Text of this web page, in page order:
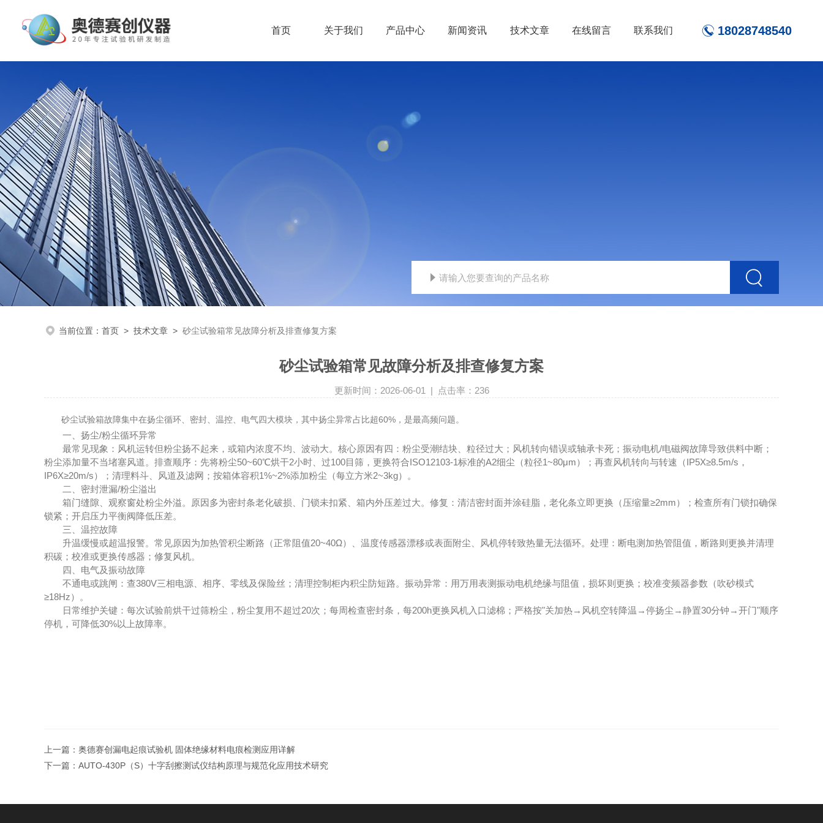
首页 关于我们 产品中心 新闻资讯 技术文章 在线留言 联系我们 18028748540
当前位置： 首页 > 技术文章 > 砂尘试验箱常见故障分析及排查修复方案
砂尘试验箱常见故障分析及排查修复方案
更新时间：2026-06-01 | 点击率：236
砂尘试验箱故障集中在扬尘循环、密封、温控、电气四大模块，其中扬尘异常占比超60%，是最高频问题。
一、扬尘/粉尘循环异常
最常见现象：风机运转但粉尘扬不起来，或箱内浓度不均、波动大。核心原因有四：粉尘受潮结块、粒径过大；风机转向错误或轴承卡死；振动电机/电磁阀故障导致供料中断；
粉尘添加量不当堵塞风道。排查顺序：先将粉尘50~60℃烘干2小时、过100目筛，更换符合ISO12103-1标准的A2细尘（粒径1~80μm）；再查风机转向与转速（IP5X≥8.5m/s，
IP6X≥20m/s）；清理料斗、风道及滤网；按箱体容积1%~2%添加粉尘（每立方米2~3kg）。
二、密封泄漏/粉尘溢出
箱门缝隙、观察窗处粉尘外溢。原因多为密封条老化破损、门锁未扣紧、箱内外压差过大。修复：清洁密封面并涂硅脂，老化条立即更换（压缩量≥2mm）；检查所有门锁扣确保
锁紧；开启压力平衡阀降低压差。
三、温控故障
升温缓慢或超温报警。常见原因为加热管积尘断路（正常阻值20~40Ω）、温度传感器漂移或表面附尘、风机停转致热量无法循环。处理：断电测加热管阻值，断路则更换并清理
积碳；校准或更换传感器；修复风机。
四、电气及振动故障
不通电或跳闸：查380V三相电源、相序、零线及保险丝；清理控制柜内积尘防短路。振动异常：用万用表测振动电机绝缘与阻值，损坏则更换；校准变频器参数（吹砂模式
≥18Hz）。
日常维护关键：每次试验前烘干过筛粉尘，粉尘复用不超过20次；每周检查密封条，每200h更换风机入口滤棉；严格按"关加热→风机空转降温→停扬尘→静置30分钟→开门"顺序
停机，可降低30%以上故障率。
上一篇： 奥德赛创漏电起痕试验机 固体绝缘材料电痕检测应用详解
下一篇： AUTO-430P（S）十字刮擦测试仪结构原理与规范化应用技术研究